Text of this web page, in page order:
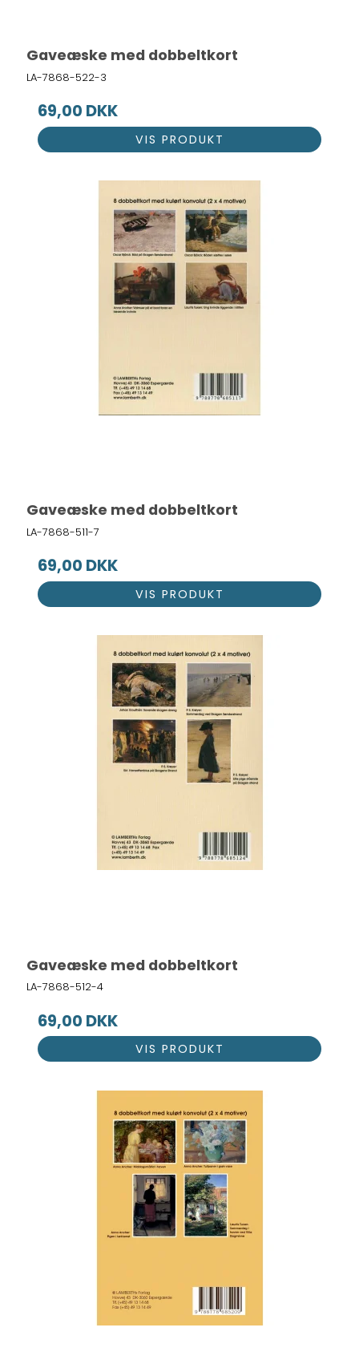
Gaveæske med dobbeltkort
LA-7868-522-3
69,00 DKK
VIS PRODUKT
Gaveæske med dobbeltkort
LA-7868-511-7
69,00 DKK
VIS PRODUKT
Gaveæske med dobbeltkort
LA-7868-512-4
69,00 DKK
VIS PRODUKT